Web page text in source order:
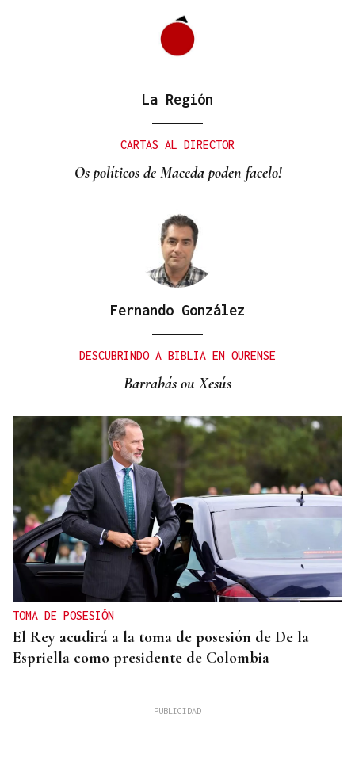
Vídeo | Se desata un incendio forestal en una
La Región
CARTAS AL DIRECTOR
Os políticos de Maceda poden facelo!
Fernando González
DESCUBRINDO A BIBLIA EN OURENSE
Barrabás ou Xesús
TOMA DE POSESIÓN
El Rey acudirá a la toma de posesión de De la
Espriella como presidente de Colombia